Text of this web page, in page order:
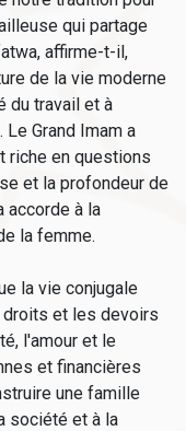
qui partage
affirme-t-il,
de la vie moderne
du travail et à
Grand Imam a
riche en questions
et la profondeur de
accorde à la
la femme.
la vie conjugale
droits et les devoirs
l'amour et le
et financières
une famille
société et à la